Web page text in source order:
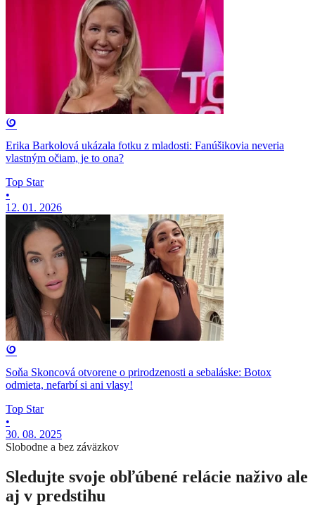
Erika Barkolová ukázala fotku z mladosti: Fanúšikovia neveria
vlastným očiam, je to ona?
Top Star
•
12. 01. 2026
Soňa Skoncová otvorene o prirodzenosti a sebaláske: Botox
odmieta, nefarbí si ani vlasy!
Top Star
•
30. 08. 2025
Slobodne a bez záväzkov
Sledujte svoje obľúbené relácie naživo ale
aj v predstihu